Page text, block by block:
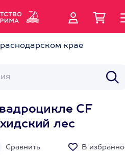
крае
CF
лес
Сравнить В